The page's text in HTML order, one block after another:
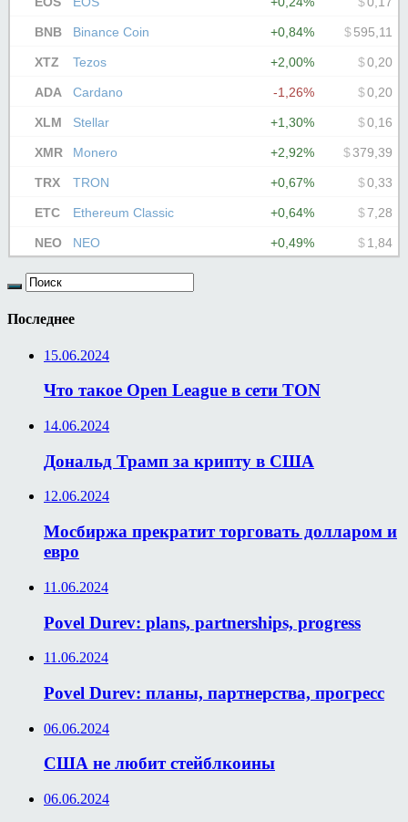
Последнее
15.06.2024
Что такое Open League в сети TON
14.06.2024
Дональд Трамп за крипту в США
12.06.2024
Мосбиржа прекратит торговать долларом и
евро
11.06.2024
Povel Durev: plans, partnerships, progress
11.06.2024
Povel Durev: планы, партнерства, прогресс
06.06.2024
США не любит стейблкоины
06.06.2024